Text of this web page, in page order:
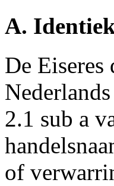
A.
De
2.1 sub a
of